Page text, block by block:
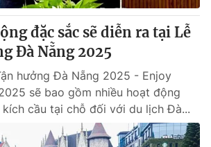
đặc sắc sẽ diễn ra tại Lễ
Đà Nẵng 2025
hưởng Đà Nẵng 2025 - Enjoy
sẽ bao gồm nhiều hoạt động
kích cầu tại chỗ đối với du lịch Đà...